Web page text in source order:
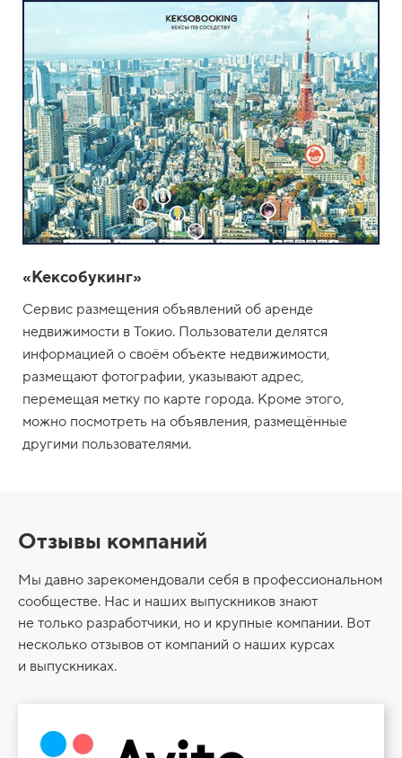
«Кексобукинг»
Сервис размещения объявлений об аренде
недвижимости в Токио. Пользователи делятся
информацией о своём объекте недвижимости,
размещают фотографии, указывают адрес,
перемещая метку по карте города. Кроме этого,
можно посмотреть на объявления, размещённые
другими пользователями.
Отзывы компаний
Мы давно зарекомендовали себя в профессиональном
сообществе. Нас и наших выпускников знают
не только разработчики, но и крупные компании. Вот
несколько отзывов от компаний о наших курсах
и выпускниках.